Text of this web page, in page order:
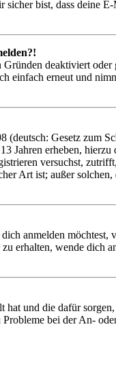
bist, dass deine
deaktiviert
einfach erneut und
Gesetz zum
Jahren erheben,
versuchst,
Art ist; außer
anmelden
erhalten, wende dich
und die dafür
bei der An-